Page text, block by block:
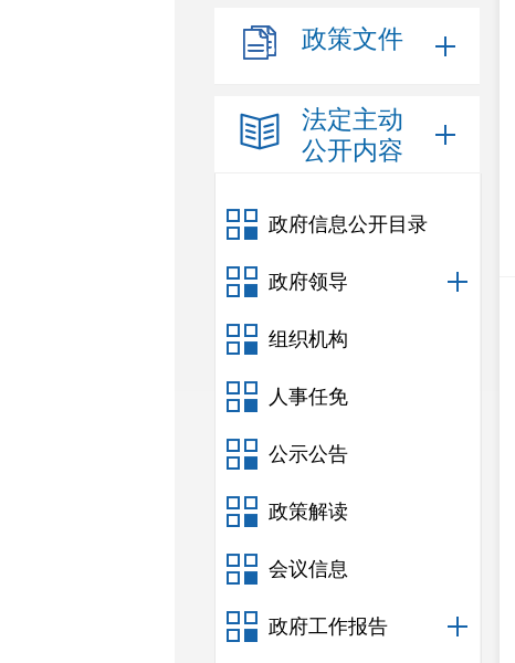
政策文件
法定主动
公开内容
政府信息公开目录
政府领导
组织机构
人事任免
公示公告
政策解读
会议信息
政府工作报告